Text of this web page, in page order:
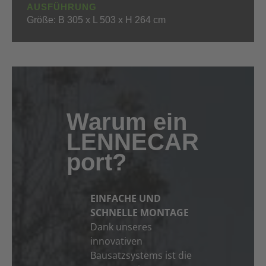
AUSFÜHRUNG
Größe: B 305 x L 503 x H 264 cm
Warum ein
LENNECAR
port?
EINFACHE UND
SCHNELLE MONTAGE
Dank unseres
innovativen
Bausatzsystems ist die